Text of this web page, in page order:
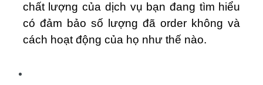
chất lượng của dịch vụ bạn đang tìm hiểu
có đảm bảo số lượng đã order không và
cách hoạt động của họ như thế nào.